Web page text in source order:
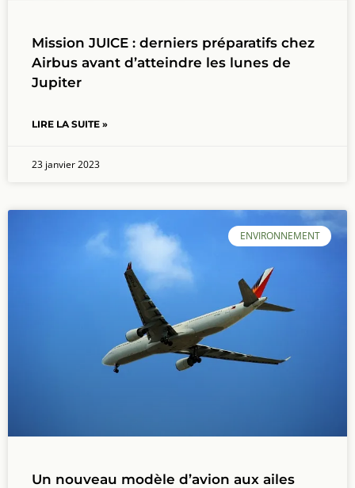
Mission JUICE : derniers préparatifs chez
Airbus avant d’atteindre les lunes de
Jupiter
LIRE LA SUITE »
23 janvier 2023
ENVIRONNEMENT
Un nouveau modèle d’avion aux ailes